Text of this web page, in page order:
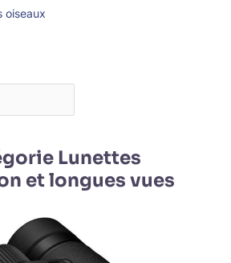
oiseaux
Lunettes
et longues vues